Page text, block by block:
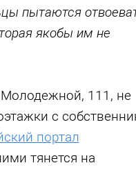
пытаются
якобы им не
111, не
с
портал
тянется на